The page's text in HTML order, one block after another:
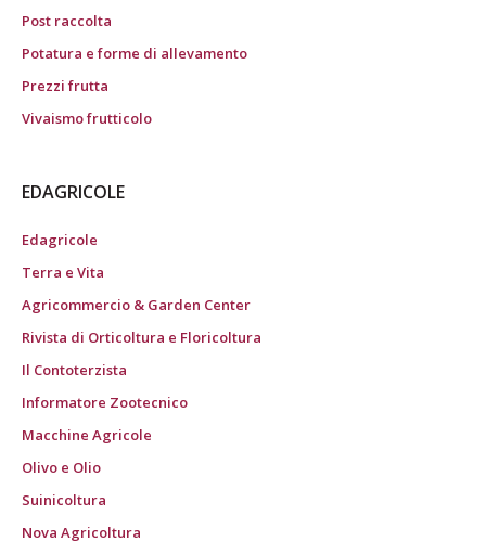
Post raccolta
Potatura e forme di allevamento
Prezzi frutta
Vivaismo frutticolo
EDAGRICOLE
Edagricole
Terra e Vita
Agricommercio & Garden Center
Rivista di Orticoltura e Floricoltura
Il Contoterzista
Informatore Zootecnico
Macchine Agricole
Olivo e Olio
Suinicoltura
Nova Agricoltura